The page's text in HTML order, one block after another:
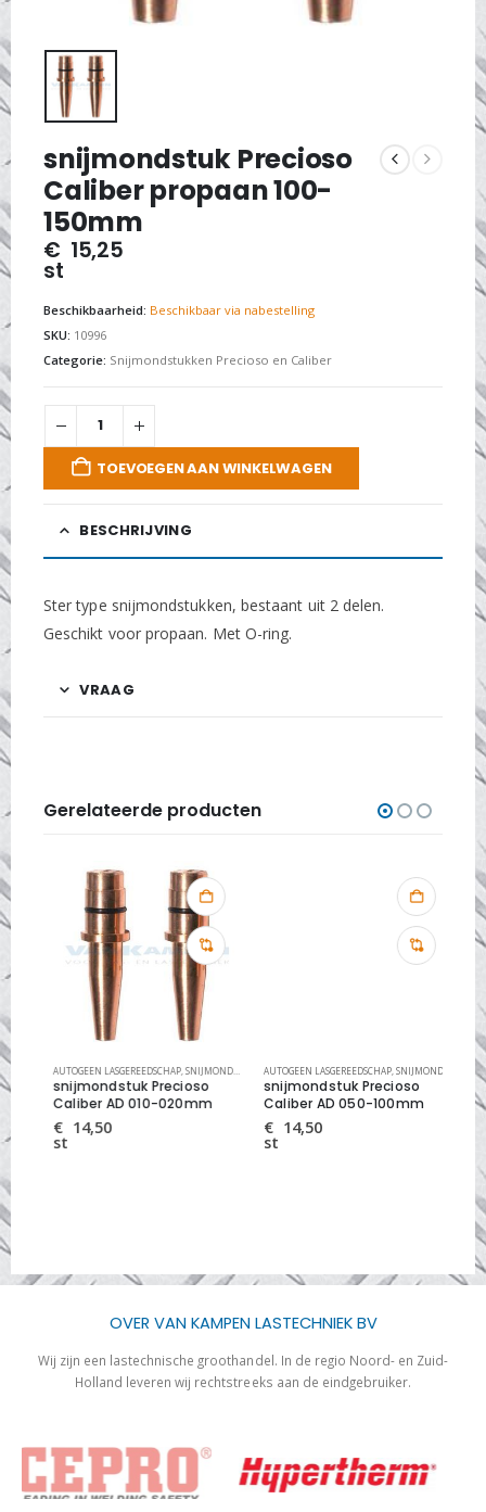
snijmondstuk Precioso
Caliber propaan 100-
150mm
€ 15,25
st
Beschikbaarheid: Beschikbaar via nabestelling
SKU: 10996
Categorie: Snijmondstukken Precioso en Caliber
TOEVOEGEN AAN WINKELWAGEN
BESCHRIJVING
Ster type snijmondstukken, bestaant uit 2 delen.
Geschikt voor propaan. Met O-ring.
VRAAG
Gerelateerde producten
,SNIJMONDSTUKKEN PRECIOSO EN CALIBER
AUTOGEEN LASGEREEDSCHAP,SNIJMONDSTUKKEN ,SNIJMONDSTUKKEN PRECIOSO EN CALIBER
snijmondstuk Precioso
Caliber AD 010-020mm
14,50
st
AUTOGEEN LASGEREEDSCHAP,SNIJMONDSTUKKEN
snijmondstuk Precioso
Caliber AD 050-100mm
14,50
st
OVER VAN KAMPEN LASTECHNIEK BV
Wij zijn een lastechnische groothandel. In de regio Noord- en Zuid-
Holland leveren wij rechtstreeks aan de eindgebruiker.